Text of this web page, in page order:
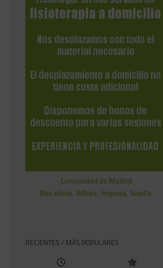
Comunidad de Madrid
Barcelona, Bilbao, Segovia, Sevilla.
RECIENTES / MÁS POPULARES